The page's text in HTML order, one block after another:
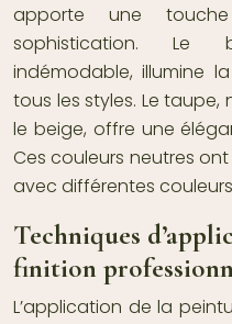
apporte une
sophistication. Le
indémodable, illumine
tous les styles. Le
le beige, offre une
Ces couleurs neutres
avec différentes
Techniques
finition
L’application de la